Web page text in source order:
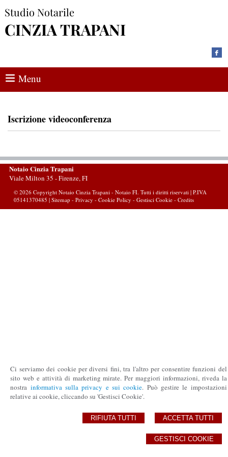
Ci serviamo dei cookie per diversi fini, tra l'altro per consentire funzioni del
sito web e attività di marketing mirate. Per maggiori informazioni, riveda la
nostra informativa sulla privacy e sui cookie. Può gestire le impostazioni
relative ai cookie, cliccando su 'Gestisci Cookie'.
ACCETTA TUTTI
RIFIUTA TUTTI
GESTISCI COOKIE
Studio Notarile
CINZIA TRAPANI
Menu
Iscrizione videoconferenza
Notaio Cinzia Trapani
Viale Milton 35 -Firenze,FI
© 2026 Copyright Notaio Cinzia Trapani - Notaio FI. Tutti i diritti riservati | P.IVA
05141370485 | Sitemap- Privacy - Cookie Policy - Gestisci Cookie- Credits